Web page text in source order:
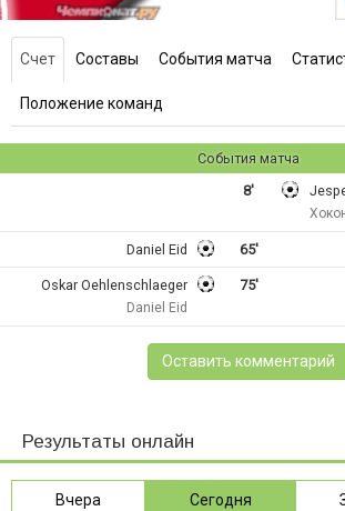
Счет Составы События матча
Положение команд
События матча
8'
65'
Daniel Eid
75'
Oskar Oehlenschlaeger
Daniel Eid
Оставить комментарий
Результаты онлайн
Вчера Сегодня